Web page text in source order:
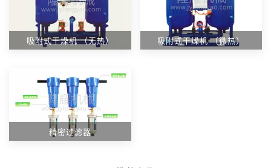
吸附式干燥机 （无热） 吸附式干燥机 （微热）
精密过滤器